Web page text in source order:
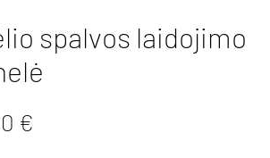
spalvos laidojimo
€